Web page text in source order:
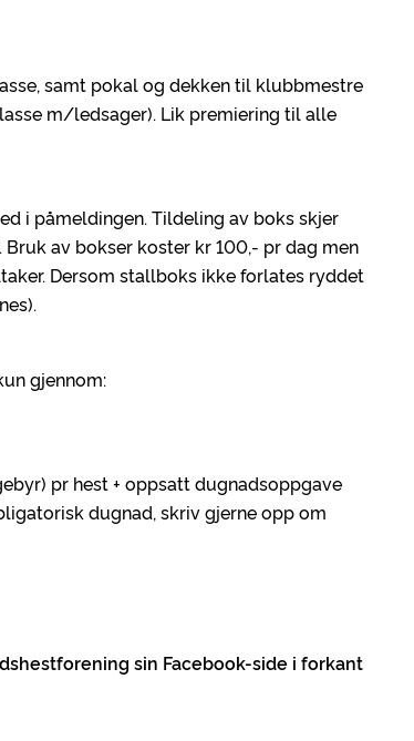
samt pokal og dekken til klubbmestre
m/ledsager). Lik premiering til alle
i påmeldingen. Tildeling av boks skjer
av bokser koster kr 100,- pr dag men
Dersom stallboks ikke forlates ryddet
gjennom:
pr hest + oppsatt dugnadsoppgave
dugnad, skriv gjerne opp om
sin Facebook-side i forkant